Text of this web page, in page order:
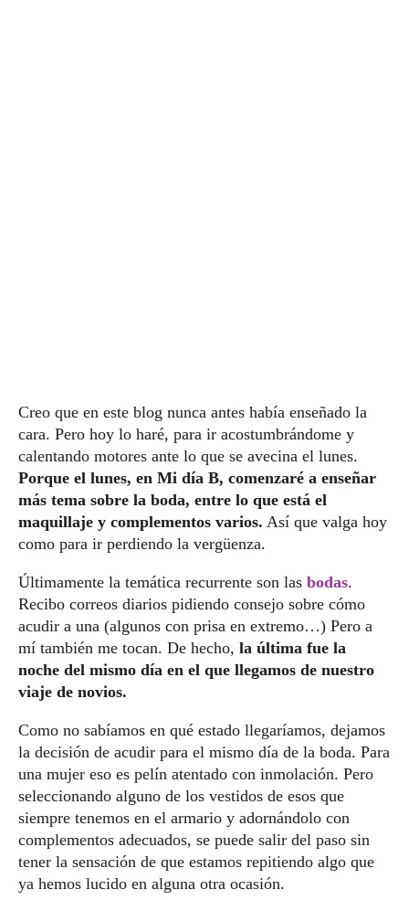
Creo que en este blog nunca antes había enseñado la
cara. Pero hoy lo haré, para ir acostumbrándome y
calentando motores ante lo que se avecina el lunes.
Porque el lunes, en Mi día B, comenzaré a enseñar
más tema sobre la boda, entre lo que está el
maquillaje y complementos varios. Así que valga hoy
como para ir perdiendo la vergüenza.
Últimamente la temática recurrente son las bodas.
Recibo correos diarios pidiendo consejo sobre cómo
acudir a una (algunos con prisa en extremo…) Pero a
mí también me tocan. De hecho, la última fue la
noche del mismo día en el que llegamos de nuestro
viaje de novios.
Como no sabíamos en qué estado llegaríamos, dejamos
la decisión de acudir para el mismo día de la boda. Para
una mujer eso es pelín atentado con inmolación. Pero
seleccionando alguno de los vestidos de esos que
siempre tenemos en el armario y adornándolo con
complementos adecuados, se puede salir del paso sin
tener la sensación de que estamos repitiendo algo que
ya hemos lucido en alguna otra ocasión.